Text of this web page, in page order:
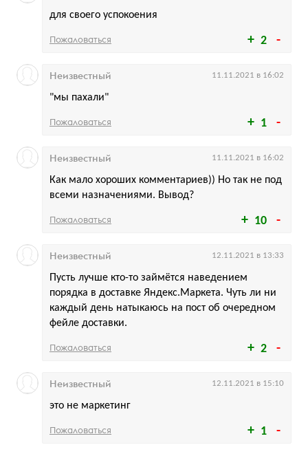
2
для своего успокоения
Пожаловаться
1
"мы пахали"
Неизвестный 11.11.2021 в 16:02
Пожаловаться
10
Как мало хороших комментариев)) Но так не под
всеми назначениями. Вывод?
Неизвестный 11.11.2021 в 16:02
Пожаловаться
2
Пусть лучше кто-то займётся наведением
порядка в доставке Яндекс.Маркета. Чуть ли ни
каждый день натыкаюсь на пост об очередном
фейле доставки.
Неизвестный 12.11.2021 в 13:33
Пожаловаться
1
это не маркетинг
Неизвестный 12.11.2021 в 15:10
Пожаловаться